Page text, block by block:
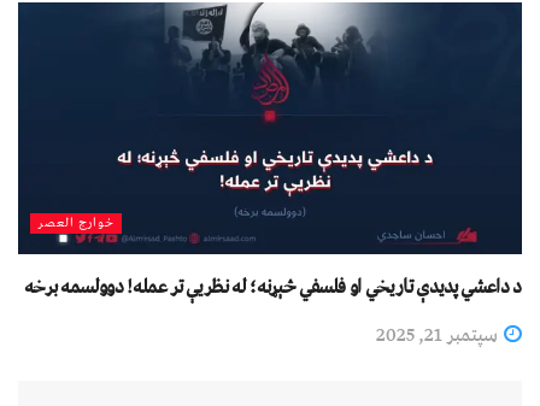
خوارج العصر
د داعشي پدیدې تاریخي او فلسفي څېړنه؛ له نظریې تر عمله! دوولسمه برخه
سپتمبر 21, 2025